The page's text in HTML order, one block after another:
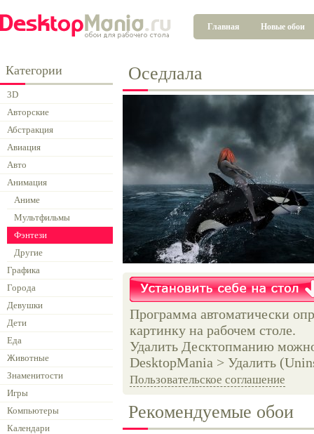
Главная Новые обои
Категории
3D
Авторские
Абстракция
Авиация
Авто
Анимация
Аниме
Мультфильмы
Фэнтези
Другие
Графика
Города
Девушки
Дети
Еда
Животные
Знаменитости
Игры
Компьютеры
Календари
Оседлала
Программа автоматически
картинку на рабочем столе.
Удалить Десктопманию
DesktopMania > Удалить
Пользовательское соглашение
Рекомендуемые обои